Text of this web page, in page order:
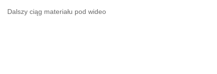
Dalszy ciąg materiału pod wideo